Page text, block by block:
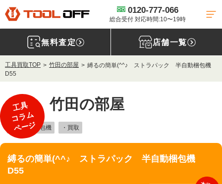
0120-777-066
総合受付 対応時間:10〜19時
無料査定 店舗一覧
工具買取TOP 竹田の部屋
縛るの簡単(^^♪ ストラパック 半自動梱包機
D55
工具
コラム
ページ
竹田の部屋
・半自動梱包機 ・買取
縛るの簡単(^^♪ ストラパック 半自動梱包機
D55